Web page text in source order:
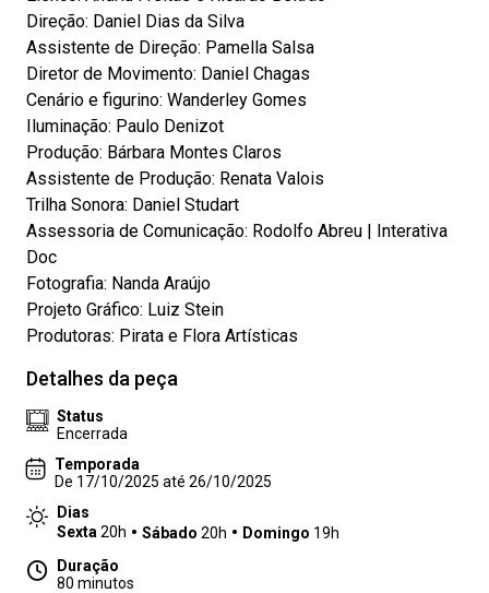
Direção: Daniel Dias da Silva
Assistente de Direção: Pamella Salsa
Diretor de Movimento: Daniel Chagas
Cenário e figurino: Wanderley Gomes
Iluminação: Paulo Denizot
Produção: Bárbara Montes Claros
Assistente de Produção: Renata Valois
Trilha Sonora: Daniel Studart
Assessoria de Comunicação: Rodolfo Abreu | Interativa
Doc
Fotografia: Nanda Araújo
Projeto Gráfico: Luiz Stein
Produtoras: Pirata e Flora Artísticas
Detalhes da peça
Status
Encerrada
Temporada
De 17/10/2025 até 26/10/2025
Dias
Sexta 20h Sábado 20h Domingo 19h
Duração
80 minutos